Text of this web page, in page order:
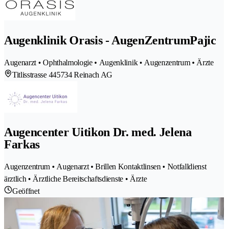
Augenklinik Orasis - AugenZentrumPajic
Augenarzt • Ophthalmologie • Augenklinik • Augenzentrum • Ärzte
Titlisstrasse 445734 Reinach AG
Augencenter Uitikon Dr. med. Jelena
Farkas
Augenzentrum • Augenarzt • Brillen Kontaktlinsen • Notfalldienst
ärztlich • Ärztliche Bereitschaftsdienste • Ärzte
Geöffnet